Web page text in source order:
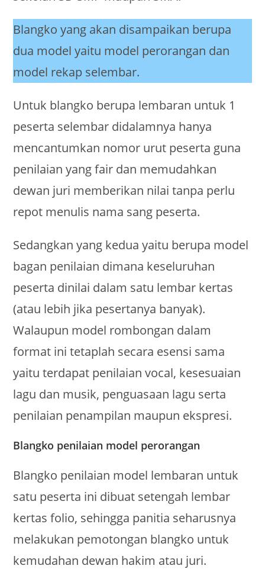
Blangko yang akan disampaikan berupa
dua model yaitu model perorangan dan
model rekap selembar.
Untuk blangko berupa lembaran untuk 1
peserta selembar didalamnya hanya
mencantumkan nomor urut peserta guna
penilaian yang fair dan memudahkan
dewan juri memberikan nilai tanpa perlu
repot menulis nama sang peserta.
Sedangkan yang kedua yaitu berupa model
bagan penilaian dimana keseluruhan
peserta dinilai dalam satu lembar kertas
(atau lebih jika pesertanya banyak).
Walaupun model rombongan dalam
format ini tetaplah secara esensi sama
yaitu terdapat penilaian vocal, kesesuaian
lagu dan musik, penguasaan lagu serta
penilaian penampilan maupun ekspresi.
Blangko penilaian model perorangan
Blangko penilaian model lembaran untuk
satu peserta ini dibuat setengah lembar
kertas folio, sehingga panitia seharusnya
melakukan pemotongan blangko untuk
kemudahan dewan hakim atau juri.